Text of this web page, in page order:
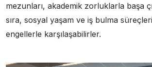
mezunları, akademik zorluklarla başa
sıra, sosyal yaşam ve iş bulma
engellerle karşılaşabilirler.